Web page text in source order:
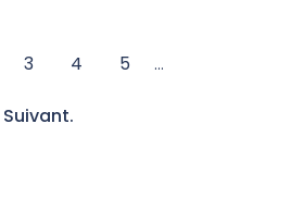
3 4 5 …
Suivant.